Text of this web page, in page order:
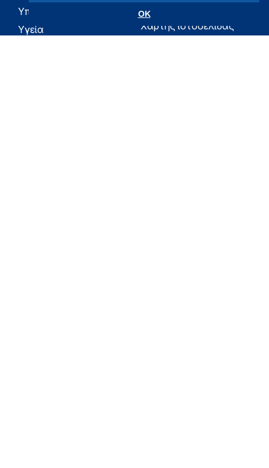
OK
Υπουργείο
Υγεία
Υγεία
Χάρτης ιστοσελίδας